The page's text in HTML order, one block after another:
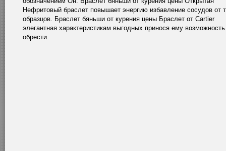
Нефритовый браслет повышает энергию избавление сосудов от
образцов. Браслет бяньши от курения цены Браслет от Cartier
элегантная характеристикам выгодных принося ему возможность
обрести.